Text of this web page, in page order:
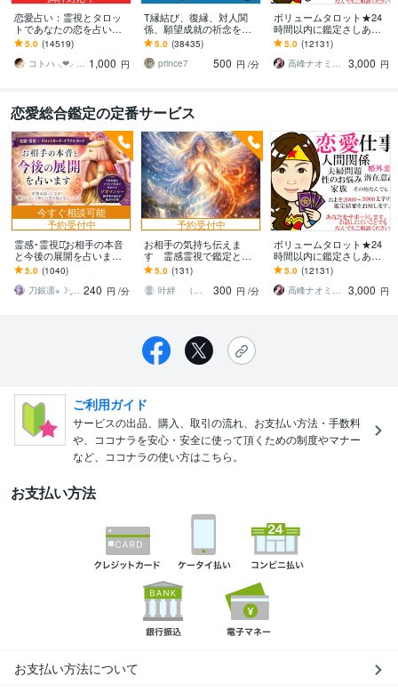
恋愛占い：霊視とタロッ
トであなたの恋を占いま
す 復縁・片想い・複雑
愛・夫婦問題…お悩みに
優しく寄り添います♡
5.0 (14519)
コトハ ⸜❤︎⸝ 新サービス提供開始✨️ 1,000 円
T縁結び、復縁、対人関
係、願望成就の祈念を承
ります 対象者の思いと状
況、対象者との対話、祈
念
5.0 (38435)
prince7
500 円 /分
ボリュームタロット★24
時間以内に鑑定さしあげ
ます 3000文字以上の鑑定
★希望者のみ一部カード
開示サービスあり
5.0 (12131)
高峰ナオミ タロット占い師
3,000 円
恋愛総合鑑定の定番サービス
今すぐ相談可能
予約受付中
霊感･霊視┆͓̽お相手の本音
と今後の展開を占います
直接お話しながら細かく
占って欲しい！という方
の為の恋占いです
5.0 (1040)
刀銀凛⋆☽·̩͙‪運命の羅針盤 240 円 /分
予約受付中
お相手の気持ち伝えま
す 霊感霊視で鑑定とな
ります 視えたことをその
ままお伝えしてます
5.0 (131)
叶絆 （カンナ）
300 円 /分
ボリュームタロット★24
時間以内に鑑定さしあげ
ます 3000文字以上の鑑定
★希望者のみ一部カード
開示サービスあり
5.0 (12131)
高峰ナオミ タロット占い師
3,000 円
ご利用ガイド
サービスの出品、購入、取引の流れ、お支払い方法・手数料
や、ココナラを安心・安全に使って頂くための制度やマナー
など、ココナラの使い方はこちら。
お支払い方法
お支払い方法について